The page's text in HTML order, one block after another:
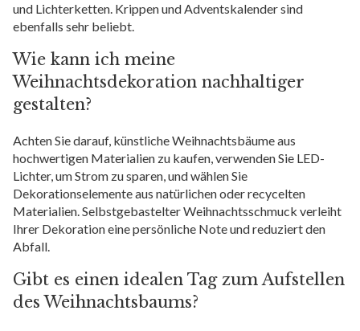
und Lichterketten. Krippen und Adventskalender sind
ebenfalls sehr beliebt.
Wie kann ich meine
Weihnachtsdekoration nachhaltiger
gestalten?
Achten Sie darauf, künstliche Weihnachtsbäume aus
hochwertigen Materialien zu kaufen, verwenden Sie LED-
Lichter, um Strom zu sparen, und wählen Sie
Dekorationselemente aus natürlichen oder recycelten
Materialien. Selbstgebastelter Weihnachtsschmuck verleiht
Ihrer Dekoration eine persönliche Note und reduziert den
Abfall.
Gibt es einen idealen Tag zum Aufstellen
des Weihnachtsbaums?